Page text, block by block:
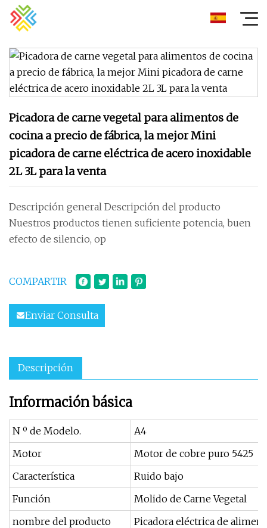
Picadora de carne vegetal para alimentos de
cocina a precio de fábrica, la mejor Mini
picadora de carne eléctrica de acero inoxidable
2L 3L para la venta
Descripción general Descripción del producto
Nuestros productos tienen suficiente potencia, buen
efecto de silencio, op
COMPARTIR
Enviar Consulta
Descripción
Información básica
N º de Modelo.
A4
Motor
Motor de cobre puro 5425
Característica
Ruido bajo
Función
Molido de Carne Vegetal
nombre del producto
Picadora eléctrica de